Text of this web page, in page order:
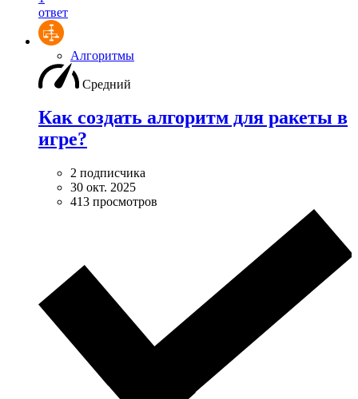
ответ
Алгоритмы
Средний
Как создать алгоритм для ракеты в
игре?
2 подписчика
30 окт. 2025
413 просмотров